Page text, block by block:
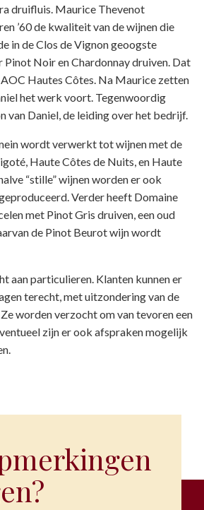
druifluis. Maurice Thevenot
’60 de kwaliteit van de wijnen die
in de Clos de Vignon geoogste
Noir en Chardonnay druiven. Dat
Hautes Côtes. Na Maurice zetten
het werk voort. Tegenwoordig
van Daniel, de leiding over het bedrijf.
wordt verwerkt tot wijnen met de
Haute Côtes de Nuits, en Haute
“stille” wijnen worden er ook
Verder heeft Domaine
met Pinot Gris druiven, een oud
de Pinot Beurot wijn wordt
aan particulieren. Klanten kunnen er
terecht, met uitzondering van de
worden verzocht om van tevoren een
zijn er ook afspraken mogelijk